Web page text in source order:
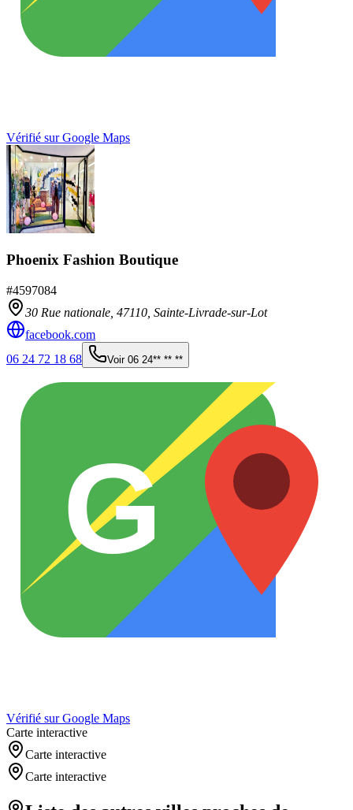
Vérifié sur Google Maps
Phoenix Fashion Boutique
#4597084
30 Rue nationale, 47110 Sainte-Livrade-sur-Lot
facebook.com
06 24 72 18 68
Voir 06 24** ** **
G
Vérifié sur Google Maps
Carte interactive
Carte interactive
Carte interactive